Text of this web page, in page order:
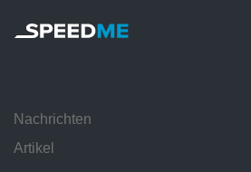
Nachrichten
Artikel